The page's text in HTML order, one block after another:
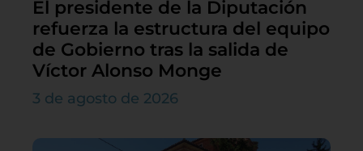
El presidente de la Diputación
refuerza la estructura del equipo
de Gobierno tras la salida de
Víctor Alonso Monge
3 de agosto de 2026